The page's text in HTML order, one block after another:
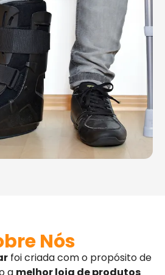
Nós
foi criada com o propósito de